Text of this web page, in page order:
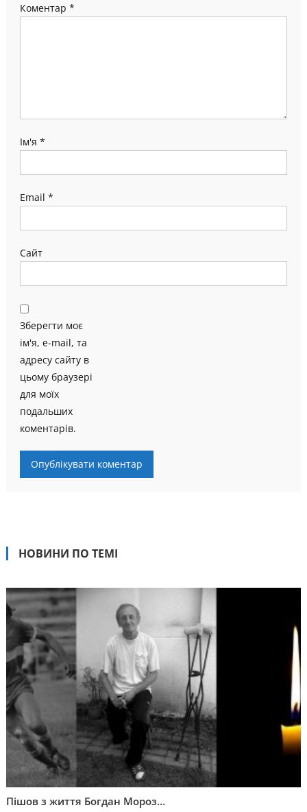
Коментар *
Ім'я *
Email *
Сайт
Зберегти моє
ім'я, e-mail, та
адресу сайту в
цьому браузері
для моїх
подальших
коментарів.
НОВИНИ ПО ТЕМІ
Пішов з життя Богдан Мороз…